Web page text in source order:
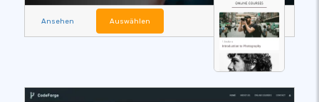
Ansehen Auswählen